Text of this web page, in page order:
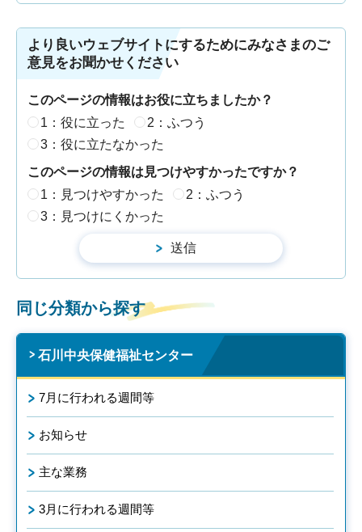
より良いウェブサイトにするためにみなさまのご
意見をお聞かせください
このページの情報はお役に立ちましたか？
1：役に立った
2：ふつう
3：役に立たなかった
このページの情報は見つけやすかったですか？
1：見つけやすかった
2：ふつう
3：見つけにくかった
同じ分類から探す
石川中央保健福祉センター
7月に行われる週間等
お知らせ
主な業務
3月に行われる週間等